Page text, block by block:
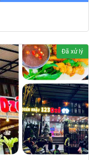
Hòa,Tỉnh Đắk Lắk
Đã xử lý